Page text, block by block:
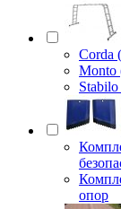
Corda
Monto
опор